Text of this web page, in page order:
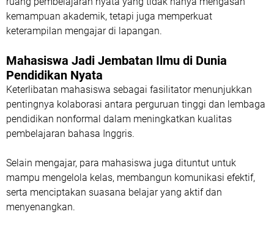
kemampuan akademik, tetapi juga memperkuat
keterampilan mengajar di lapangan.
Mahasiswa Jadi Jembatan Ilmu di Dunia
Pendidikan Nyata
Keterlibatan mahasiswa sebagai fasilitator menunjukkan
pentingnya kolaborasi antara perguruan tinggi dan lembaga
pendidikan nonformal dalam meningkatkan kualitas
pembelajaran bahasa Inggris.
Selain mengajar, para mahasiswa juga dituntut untuk
mampu mengelola kelas, membangun komunikasi efektif,
serta menciptakan suasana belajar yang aktif dan
menyenangkan.